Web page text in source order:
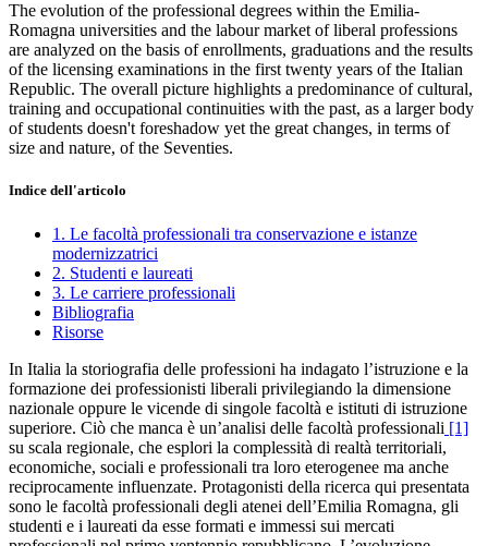
The evolution of the professional degrees within the Emilia-
Romagna universities and the labour market of liberal professions
are analyzed on the basis of enrollments, graduations and the results
of the licensing examinations in the first twenty years of the Italian
Republic. The overall picture highlights a predominance of cultural,
training and occupational continuities with the past, as a larger body
of students doesn't foreshadow yet the great changes, in terms of
size and nature, of the Seventies.
Indice dell'articolo
1. Le facoltà professionali tra conservazione e istanze
modernizzatrici
2. Studenti e laureati
3. Le carriere professionali
Bibliografia
Risorse
In Italia la storiografia delle professioni ha indagato l’istruzione e la
formazione dei professionisti liberali privilegiando la dimensione
nazionale oppure le vicende di singole facoltà e istituti di istruzione
superiore. Ciò che manca è un’analisi delle facoltà professionali [1]
su scala regionale, che esplori la complessità di realtà territoriali,
economiche, sociali e professionali tra loro eterogenee ma anche
reciprocamente influenzate. Protagonisti della ricerca qui presentata
sono le facoltà professionali degli atenei dell’Emilia Romagna, gli
studenti e i laureati da esse formati e immessi sui mercati